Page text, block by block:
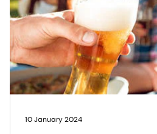
10 January 2024